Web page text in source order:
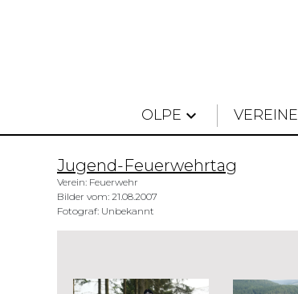
OLPE keyboard_arrow_down VEREINE
Jugend-Feuerwehrtag
Verein: Feuerwehr
Bilder vom: 21.08.2007
Fotograf: Unbekannt